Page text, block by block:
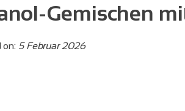
Gemischen
on: 5 Februar 2026